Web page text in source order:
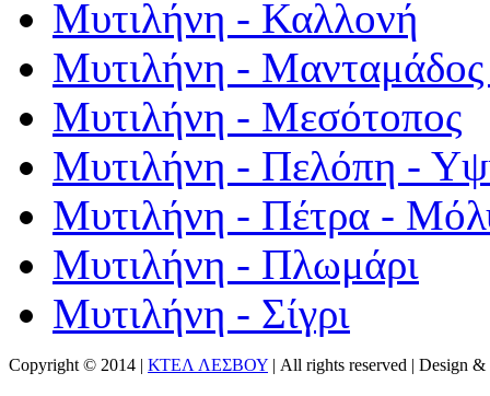
Μυτιλήνη - Καλλονή
Μυτιλήνη - Μανταμάδος
Μυτιλήνη - Μεσότοπος
Μυτιλήνη - Πελόπη -
Μυτιλήνη - Πέτρα -
Μυτιλήνη - Πλωμάρι
Μυτιλήνη - Σίγρι
Copyright © 2014 | ΚΤΕΛ ΛΕΣΒΟΥ | All rights reserved | Design &